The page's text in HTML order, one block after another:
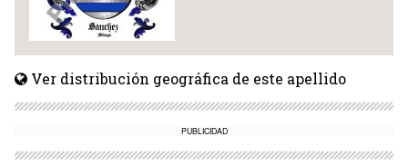
Ver distribución geográfica de este apellido
PUBLICIDAD